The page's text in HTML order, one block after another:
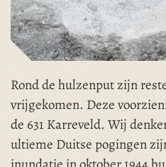
Rond de hulzenput zijn
vrijgekomen. Deze
de 631 Karreveld. Wij
ultieme Duitse pogingen